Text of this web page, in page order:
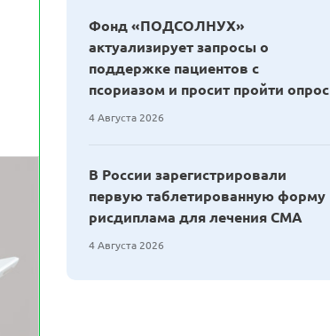
Фонд «ПОДСОЛНУХ»
актуализирует запросы о
поддержке пациентов с
псориазом и просит пройти опрос
4 Августа 2026
В России зарегистрировали
первую таблетированную форму
рисдиплама для лечения СМА
4 Августа 2026